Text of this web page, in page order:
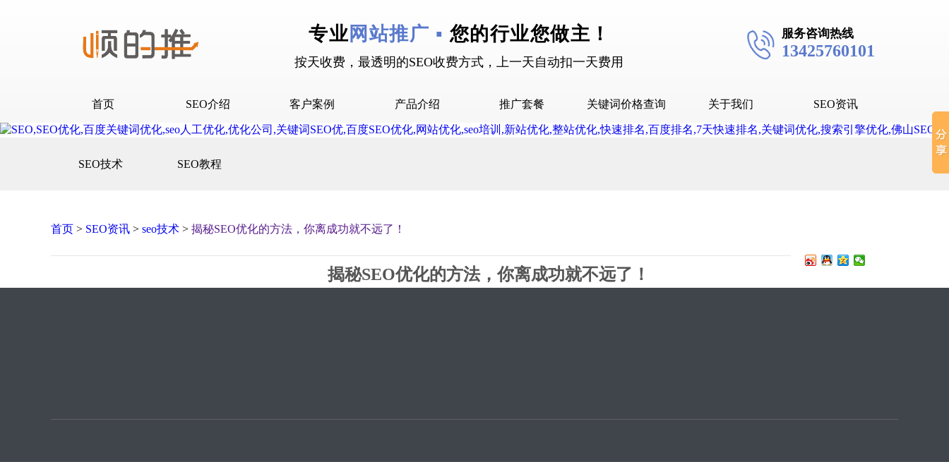
专业 网站推广 ▪ 您的行业您做主！
按天收费，最透明的SEO收费方式，上一天自动扣一天费用
服务咨询热线
13425760101
首页 SEO介绍
合作流程
客户案例
网站建设案例
产品介绍 推广套餐 关键词价格查询 关于我们 SEO资讯
SEO技术 SEO教程
首页 > SEO资讯 > seo技术 > 揭秘SEO优化的方法，你离成功就不远了！
揭秘SEO优化的方法，你离成功就不远了！